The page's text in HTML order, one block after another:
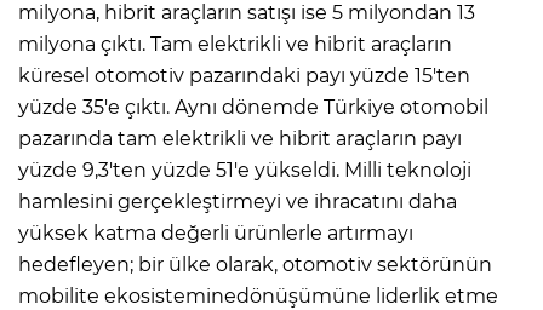
milyona, hibrit araçların satışı ise 5 milyondan 13
milyona çıktı. Tam elektrikli ve hibrit araçların
küresel otomotiv pazarındaki payı yüzde 15'ten
yüzde 35'e çıktı. Aynı dönemde Türkiye otomobil
pazarında tam elektrikli ve hibrit araçların payı
yüzde 9,3'ten yüzde 51'e yükseldi. Milli teknoloji
hamlesini gerçekleştirmeyi ve ihracatını daha
yüksek katma değerli ürünlerle artırmayı
hedefleyen; bir ülke olarak, otomotiv sektörünün
mobilite ekosisteminedönüşümüne liderlik etme